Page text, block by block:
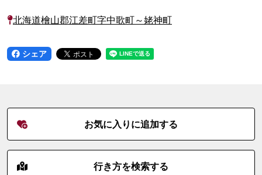
北海道檜山郡江差町字中歌町～姥神町
シェア
お気に入りに追加する
行き方を検索する